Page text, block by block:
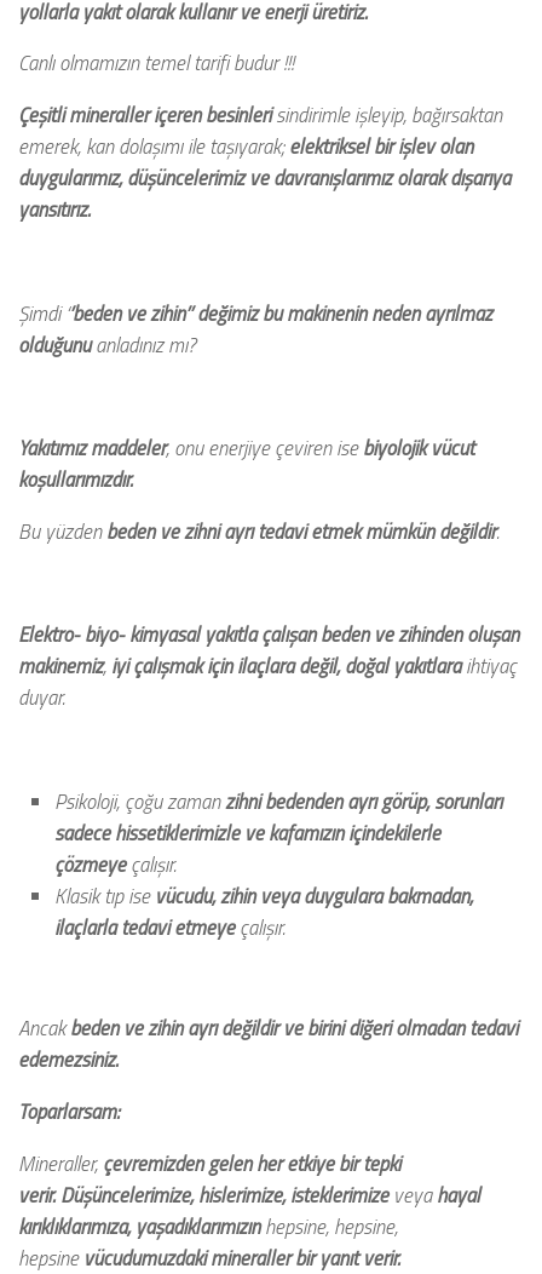
yollarla yakıt olarak kullanır ve enerji üretiriz.
Canlı olmamızın temel tarifi budur !!!
Çeşitli mineraller içeren besinlerisindirimle işleyip, bağırsaktan
emerek, kan dolaşımı ile taşıyarak;elektriksel bir işlev olan
duygularımız, düşüncelerimiz ve davranışlarımız olarak dışarıya
yansıtırız.
Şimdi ‘’beden ve zihin’’ değimiz bu makinenin neden ayrılmaz
olduğunuanladınız mı?
Yakıtımız maddeler, onu enerjiye çeviren isebiyolojik vücut
koşullarımızdır.
Bu yüzdenbeden ve zihni ayrı tedavi etmek mümkün değildir.
Elektro- biyo- kimyasal yakıtla çalışan beden ve zihinden oluşan
makinemiz, iyi çalışmak için ilaçlara değil, doğal yakıtlaraihtiyaç
duyar.
Psikoloji, çoğu zamanzihni bedenden ayrı görüp, sorunları
sadece hissetiklerimizle ve kafamızın içindekilerle
çözmeyeçalışır.
Klasik tıp ise vücudu, zihin veya duygulara bakmadan,
ilaçlarla tedavi etmeyeçalışır.
Ancakbeden ve zihin ayrı değildir ve birini diğeri olmadan tedavi
edemezsiniz.
Toparlarsam:
Mineraller, çevremizden gelen her etkiye bir tepki
verir. Düşüncelerimize, hislerimize, isteklerimizeveyahayal
kırıklıklarımıza, yaşadıklarımızınhepsine, hepsine,
hepsine vücudumuzdaki mineraller bir yanıt verir.